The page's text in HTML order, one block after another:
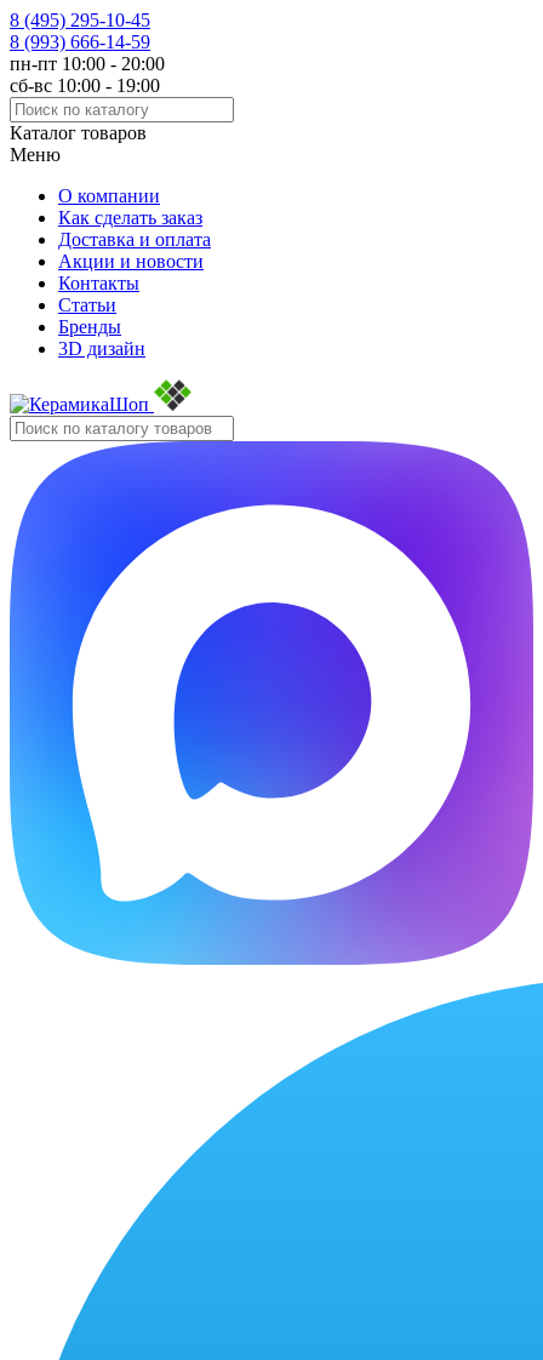
8 (495) 295-10-45
8 (993) 666-14-59
пн-пт 10:00 - 20:00
сб-вс 10:00 - 19:00
Каталог товаров
Меню
О компании
Как сделать заказ
Доставка и оплата
Акции и новости
Контакты
Статьи
Бренды
3D дизайн